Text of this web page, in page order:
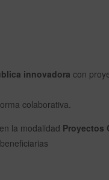
innovadora con
colaborativa.
en la modalidad Proyectos